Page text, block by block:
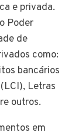
e privada.
Poder
de
como:
bancários
Letras
outros.
em